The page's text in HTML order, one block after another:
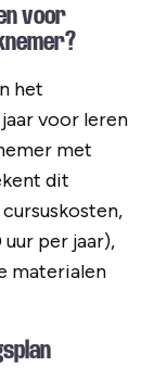
voor
het
voor leren
met
dit
per jaar),
materialen